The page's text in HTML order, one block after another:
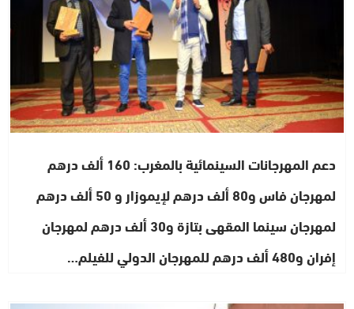
دعم المهرجانات السينمائية بالمغرب: 160 ألف درهم
لمهرجان فاس و80 ألف درهم لإيموزار و 50 ألف درهم
لمهرجان سينما المقهى بتازة و30 ألف درهم لمهرجان
إفران و480 ألف درهم للمهرجان الدولي للفيلم…